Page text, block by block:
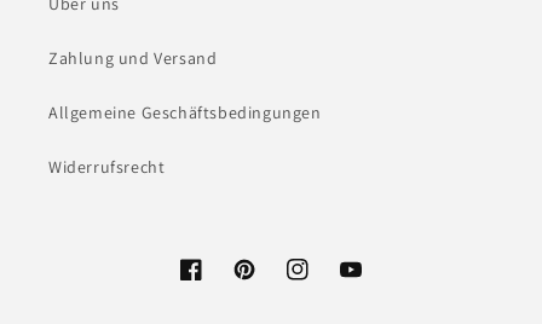
Zahlung und Versand
Allgemeine Geschäftsbedingungen
Widerrufsrecht
FacebookPinterestInstagramYouTube